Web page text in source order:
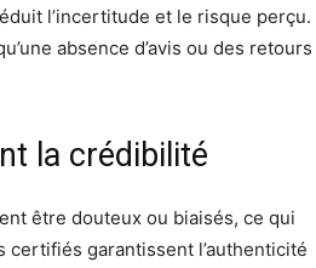
l’incertitude et le risque perçu.
absence d’avis ou des retours
la crédibilité
être douteux ou biaisés, ce qui
certifiés garantissent l’authenticité